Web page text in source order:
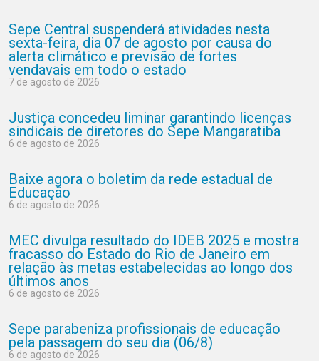
Sepe Central suspenderá atividades nesta
sexta-feira, dia 07 de agosto por causa do
alerta climático e previsão de fortes
vendavais em todo o estado
7 de agosto de 2026
Justiça concedeu liminar garantindo licenças
sindicais de diretores do Sepe Mangaratiba
6 de agosto de 2026
Baixe agora o boletim da rede estadual de
Educação
6 de agosto de 2026
MEC divulga resultado do IDEB 2025 e mostra
fracasso do Estado do Rio de Janeiro em
relação às metas estabelecidas ao longo dos
últimos anos
6 de agosto de 2026
Sepe parabeniza profissionais de educação
pela passagem do seu dia (06/8)
6 de agosto de 2026